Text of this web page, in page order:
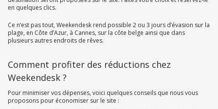
en quelques clics.
Ce n’est pas tout, Weekendesk rend possible 2 ou 3 jours d’évasion sur la
plage, en Côte d’Azur, à Cannes, sur la côte belge ainsi que dans
plusieurs autres endroits de rêves.
Comment profiter des réductions chez
Weekendesk ?
Pour minimiser vos dépenses, voici quelques conseils que nous vous
proposons pour économiser sur le site :